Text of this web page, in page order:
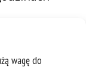
wagę do
.